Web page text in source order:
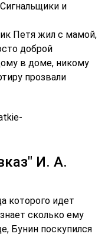
и
Петя жил с мамой,
доброй
в доме, никому
прозвали
И. А.
которого идет
сколько ему
Бунин поскупился